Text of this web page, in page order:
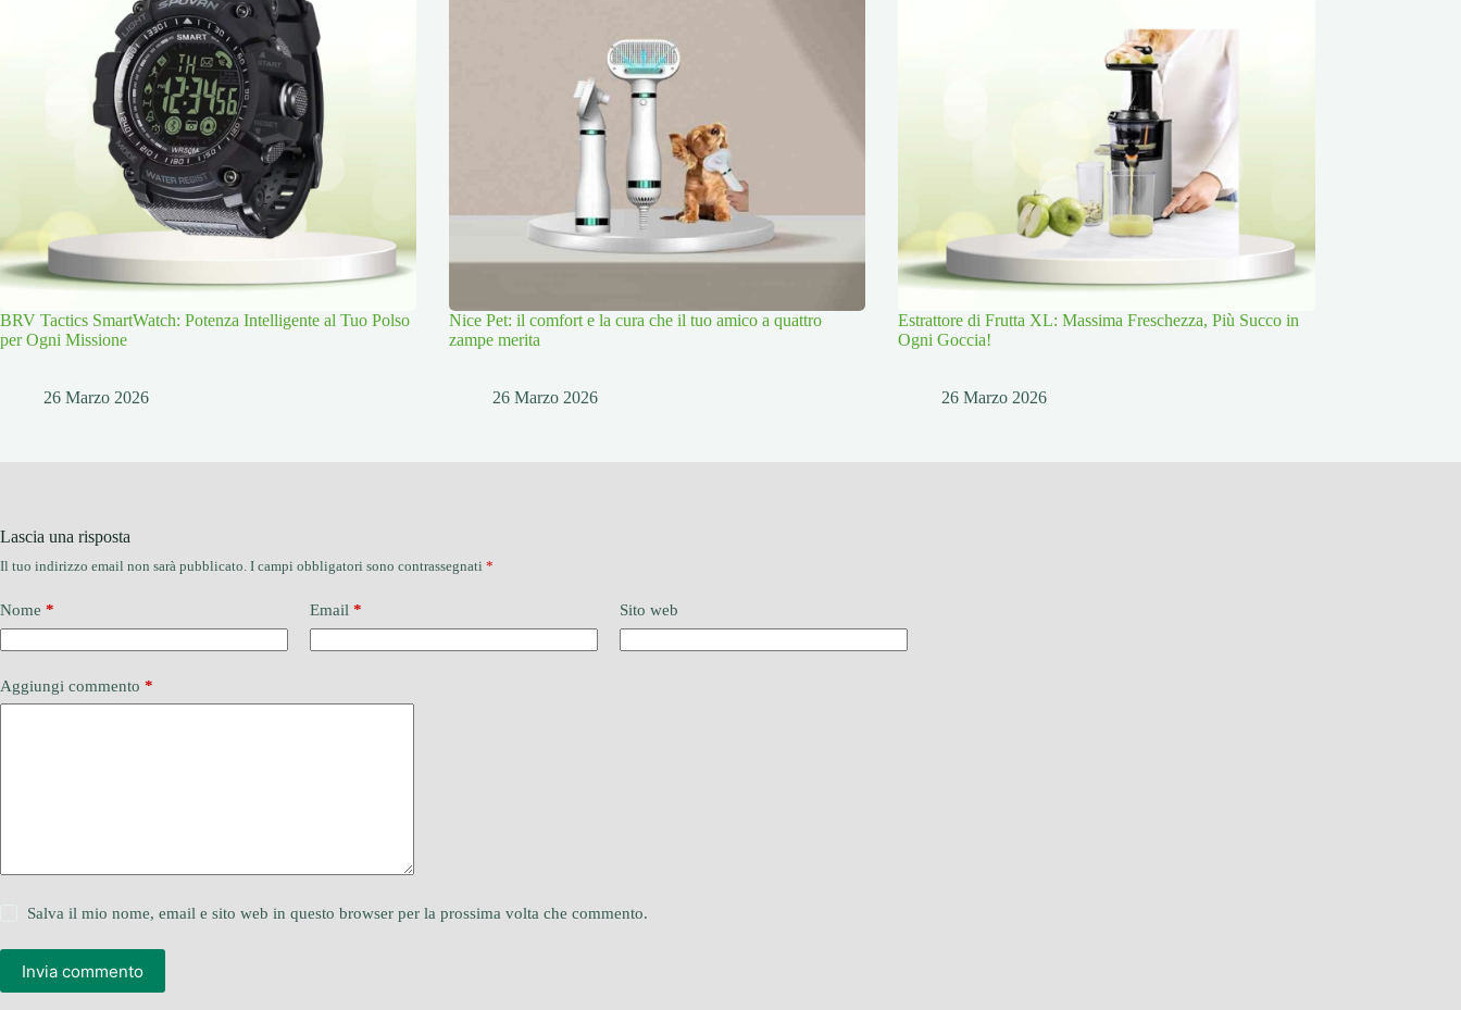
BRV Tactics SmartWatch: Potenza Intelligente al Tuo Polso
per Ogni Missione
26 Marzo 2026
Nice Pet: il comfort e la cura che il tuo amico a quattro
zampe merita
26 Marzo 2026
Estrattore di Frutta XL: Massima Freschezza, Più Succo in
Ogni Goccia!
26 Marzo 2026
Lascia una risposta
Il tuo indirizzo email non sarà pubblicato. I campi obbligatori sono contrassegnati *
Nome * Email * Sito web
Aggiungi commento *
Salva il mio nome, email e sito web in questo browser per la prossima volta che commento.
Invia commento